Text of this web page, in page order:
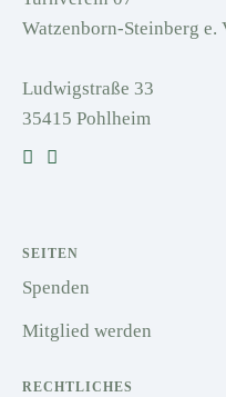
Watzenborn-Steinberg e.
Ludwigstraße 33
35415 Pohlheim
SEITEN
Spenden
Mitglied werden
RECHTLICHES